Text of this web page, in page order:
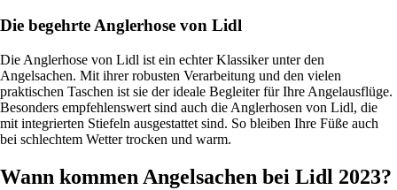
Die begehrte Anglerhose von Lidl
Die Anglerhose von Lidl ist ein echter Klassiker unter den
Angelsachen. Mit ihrer robusten Verarbeitung und den vielen
praktischen Taschen ist sie der ideale Begleiter für Ihre Angelausflüge.
Besonders empfehlenswert sind auch die Anglerhosen von Lidl, die
mit integrierten Stiefeln ausgestattet sind. So bleiben Ihre Füße auch
bei schlechtem Wetter trocken und warm.
Wann kommen Angelsachen bei Lidl 2023?